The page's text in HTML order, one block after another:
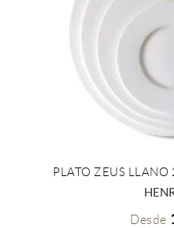
+
PLATO ZEUS
Desde